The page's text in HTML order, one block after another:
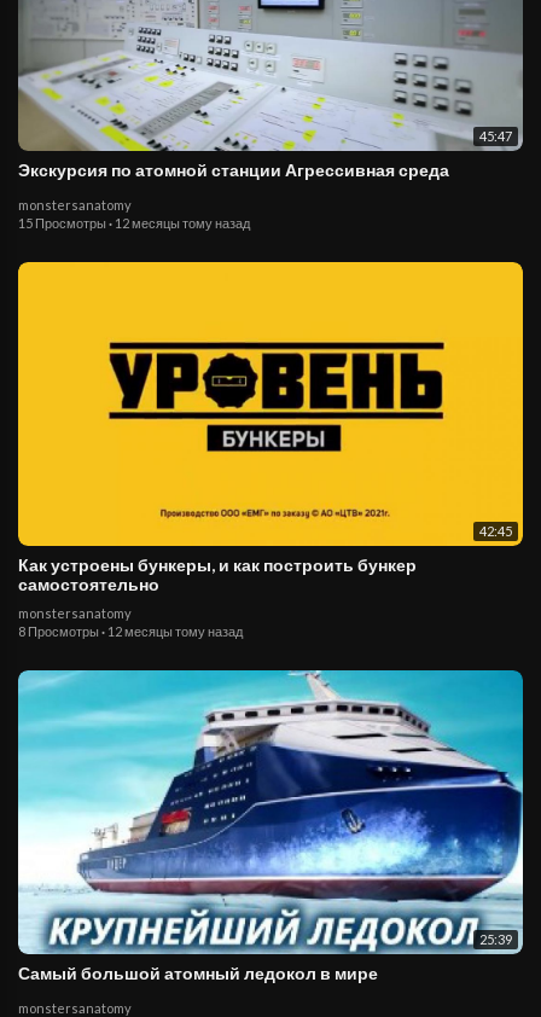
45:47
Экскурсия по атомной станции Агрессивная среда
monstersanatomy
15 Просмотры · 12 месяцы тому назад
42:45
Как устроены бункеры, и как построить бункер
самостоятельно
monstersanatomy
8 Просмотры · 12 месяцы тому назад
25:39
Самый большой атомный ледокол в мире
monstersanatomy